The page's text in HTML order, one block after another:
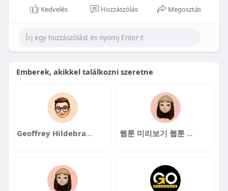
Kedvelés Hozzászólás Megosztás
Emberek, akikkel találkozni szeretne
Geoffrey Hildebrand 웹툰 미리보기 웹툰 미리보기